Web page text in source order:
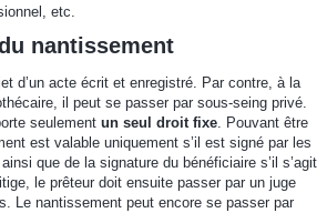
etc.
nantissement
d’un acte écrit et enregistré. Par contre, à la
il peut se passer par sous-seing privé.
seulement un seul droit fixe. Pouvant être
est valable uniquement s’il est signé par les
que de la signature du bénéficiaire s’il s’agit
le prêteur doit ensuite passer par un juge
Le nantissement peut encore se passer par